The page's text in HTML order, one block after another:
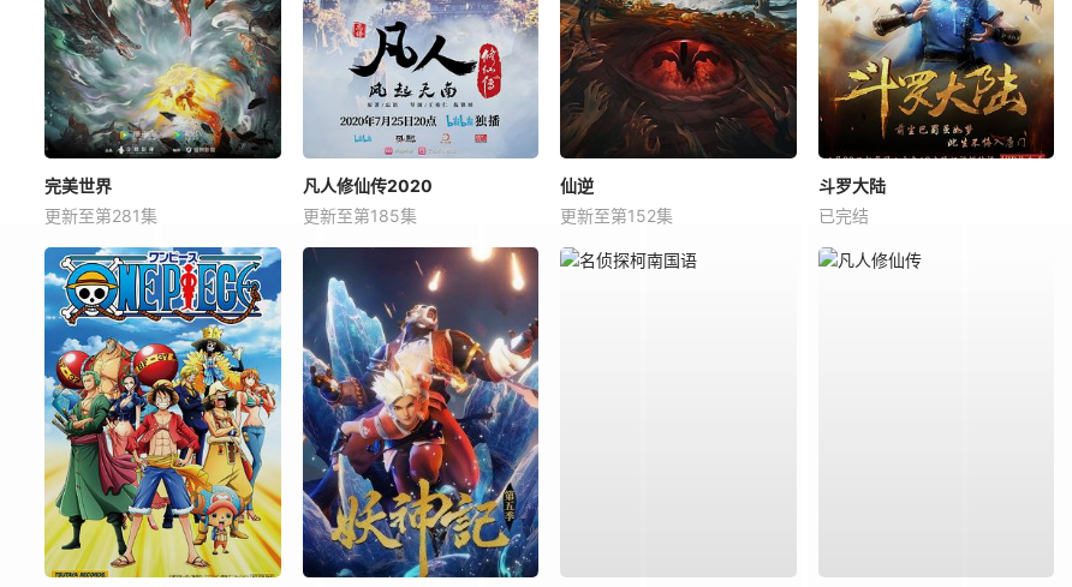
完美世界
更新至第281集
凡人修仙传2020
更新至第185集
仙逆
更新至第152集
斗罗大陆
已完结